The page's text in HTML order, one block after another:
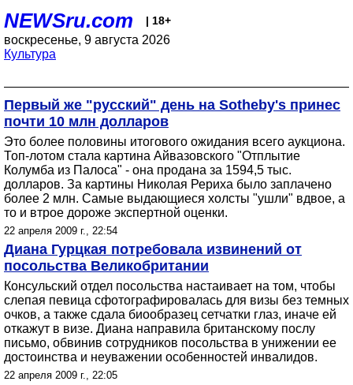
NEWSru.com | 18+
воскресенье, 9 августа 2026
Культура
Первый же "русский" день на Sotheby's принес
почти 10 млн долларов
Это более половины итогового ожидания всего аукциона.
Топ-лотом стала картина Айвазовского "Отплытие
Колумба из Палоса" - она продана за 1594,5 тыс.
долларов. За картины Николая Рериха было заплачено
более 2 млн. Самые выдающиеся холсты "ушли" вдвое, а
то и втрое дороже экспертной оценки.
22 апреля 2009 г., 22:54
Диана Гурцкая потребовала извинений от
посольства Великобритании
Консульский отдел посольства настаивает на том, чтобы
слепая певица сфотографировалась для визы без темных
очков, а также сдала биообразец сетчатки глаз, иначе ей
откажут в визе. Диана направила британскому послу
письмо, обвинив сотрудников посольства в унижении ее
достоинства и неуважении особенностей инвалидов.
22 апреля 2009 г., 22:05